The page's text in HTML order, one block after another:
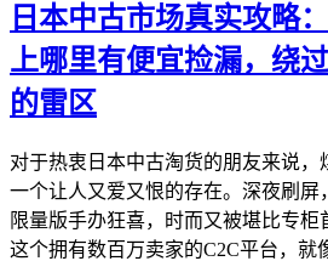
日本中古市场真实攻略
上哪里有便宜捡漏，绕
的雷区
对于热衷日本中古淘货的朋友来说，
一个让人又爱又恨的存在。深夜刷屏
限量版手办狂喜，时而又被堪比专柜
这个拥有数百万卖家的C2C平台，就